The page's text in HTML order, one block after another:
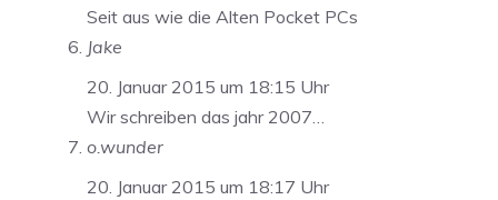
Seit aus wie die Alten Pocket PCs
Jake
20. Januar 2015 um 18:15 Uhr
Wir schreiben das jahr 2007…
o.wunder
20. Januar 2015 um 18:17 Uhr